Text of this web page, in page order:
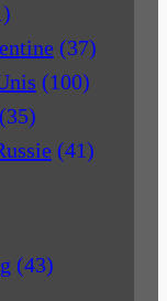
(37)
(100)
(35)
(41)
(43)